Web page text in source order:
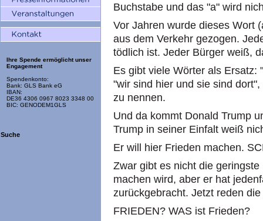
Ihre Spende ermöglicht unser
Engagement
Spendenkonto:
Bank: GLS Bank eG
IBAN:
DE36 4306 0967 8023 3348 00
BIC: GENODEM1GLS
Suche
Buchstabe und das "a" wird
Vor Jahren wurde dieses Wort
aus dem Verkehr gezogen.
tödlich ist. Jeder Bürger weiß,
Es gibt viele Wörter als Ersatz:
"wir sind hier und sie sind
zu nennen.
Und da kommt Donald Trump
Trump in seiner Einfalt weiß
Er will hier Frieden machen.
Zwar gibt es nicht die
machen wird, aber er hat
zurückgebracht. Jetzt reden
FRIEDEN? WAS ist Frieden?